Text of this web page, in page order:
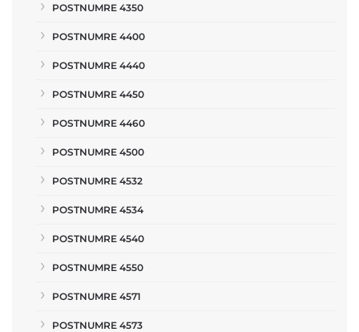
POSTNUMRE 4350
POSTNUMRE 4400
POSTNUMRE 4440
POSTNUMRE 4450
POSTNUMRE 4460
POSTNUMRE 4500
POSTNUMRE 4532
POSTNUMRE 4534
POSTNUMRE 4540
POSTNUMRE 4550
POSTNUMRE 4571
POSTNUMRE 4573